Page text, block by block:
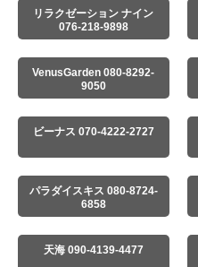
リラクゼーション ナイン
076-218-9898
VenusGarden 080-8292-
9050
ビーナス 070-4222-2727
パラダイスキス 080-8724-
6858
天海 090-4139-4477